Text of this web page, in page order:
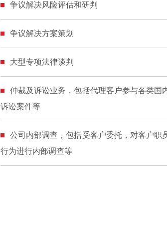
争议解决风险评估和研判
争议解决方案策划
大型专项法律谈判
仲裁及诉讼业务，包括代理客户参与各类
诉讼案件等
公司内部调查，包括受客户委托，对客户
行为进行内部调查等